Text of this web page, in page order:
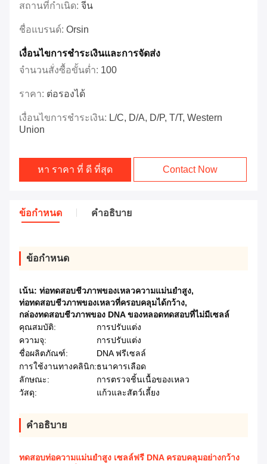
สถานที่กำเนิด: จีน
ชื่อแบรนด์: Orsin
เงื่อนไขการชำระเงินและการจัดส่ง
จำนวนสั่งซื้อขั้นต่ำ: 100
ราคา: ต่อรองได้
เงื่อนไขการชำระเงิน: L/C, D/A, D/P, T/T, Western
Union
หา ราคา ที่ ดี ที่สุด Contact Now
ข้อกำหนด คำอธิบาย
ข้อกำหนด
เน้น: ท่อทดสอบชีวภาพของเหลวความแม่นยําสูง,
ท่อทดสอบชีวภาพของเหลวที่ครอบคลุมได้กว้าง,
กล่องทดสอบชีวภาพของ DNA ของหลอดทดสอบที่ไม่มีเซลล์
คุณสมบัติ:
การปรับแต่ง
ความจุ:
การปรับแต่ง
ชื่อผลิตภัณฑ์:
DNA ฟรีเซลล์
การใช้งานทางคลินิก:ธนาคารเลือด
ลักษณะ:
การตรวจชิ้นเนื้อของเหลว
วัสดุ:
แก้วและสัตว์เลี้ยง
คำอธิบาย
ทดสอบท่อความแม่นยําสูง เซลล์ฟรี DNA ครอบคลุมอย่างกว้าง